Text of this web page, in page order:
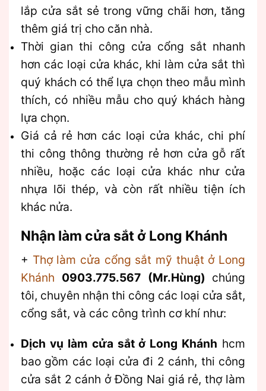
lắp cửa sắt sẻ trong vững chãi hơn, tăng
thêm giá trị cho căn nhà.
Thời gian thi công cửa cổng sắt nhanh
hơn các loại cửa khác, khi làm cửa sắt thì
quý khách có thể lựa chọn theo mẫu mình
thích, có nhiều mẫu cho quý khách hàng
lựa chọn.
Giá cả rẻ hơn các loại cửa khác, chi phí
thi công thông thường rẻ hơn cửa gỗ rất
nhiều, hoặc các loại cửa khác như cửa
nhựa lõi thép, và còn rất nhiều tiện ích
khác nửa.
Nhận làm cửa sắt ở Long Khánh
+ Thợ làm cửa cổng sắt mỹ thuật ở Long
Khánh 0903.775.567 (Mr.Hùng) chúng
tôi, chuyên nhận thi công các loại cửa sắt,
cổng sắt, và các công trình cơ khí như:
Dịch vụ làm cửa sắt ở Long Khánh hcm
bao gồm các loại cửa đi 2 cánh, thi công
cửa sắt 2 cánh ở Đồng Nai giá rẻ, thợ làm